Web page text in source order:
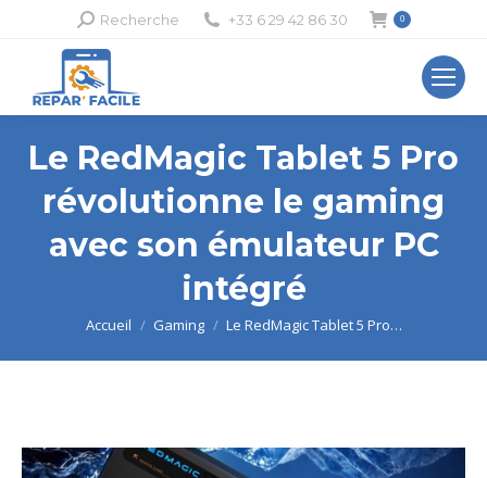
Recherche
Recherche +33 6 29 42 86 30 0
Le RedMagic Tablet 5 Pro
révolutionne le gaming
avec son émulateur PC
intégré
Vous êtes ici :
Accueil Gaming Le RedMagic Tablet 5 Pro…